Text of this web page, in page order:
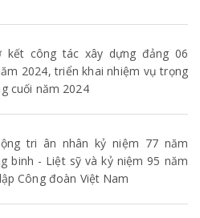
kết công tác xây dựng đảng 06
2024, triển khai nhiệm vụ trọng
cuối năm 2024
tri ân nhân kỷ niệm 77 năm
binh - Liệt sỹ và kỷ niệm 95 năm
Công đoàn Việt Nam